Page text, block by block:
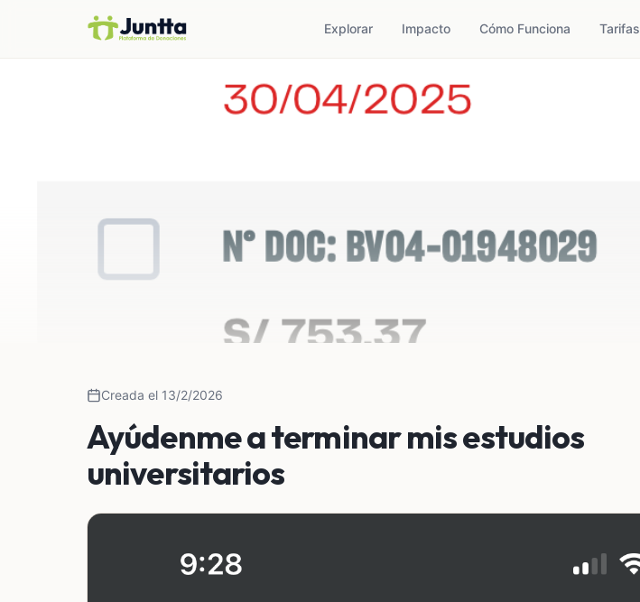
Explorar Impacto Cómo Funciona Tarifas
Creada el 13/2/2026
Ayúdenme a terminar mis estudios
universitarios